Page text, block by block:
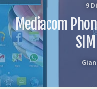
9
Mediacom